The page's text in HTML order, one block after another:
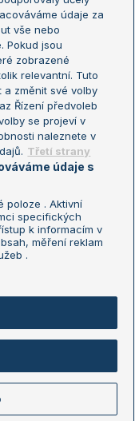
osobních
zpravodajství ČTK.
údaje za
vše nebo
Pokud jsou
zobrazené
relevantní. Tuto
a změnit své volby
Řízení předvoleb
se projeví v
naleznete v
Třetí strany
údaje s
poloze . Aktivní
specifických
k informacím v
měření reklam
.